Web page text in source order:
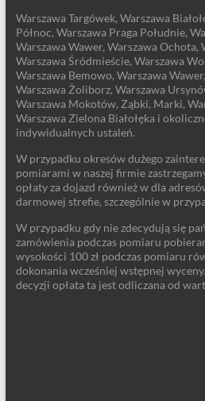
Warszawa Targówek, Warszawa
Północ, Warszawa Praga Południe,
Warszawa Wawer, Warszawa Ochota,
Warszawa Śródmieście, Warszawa
Warszawa Bemowo, Warszawa
Warszawa Żoliborz, Warszawa
Warszawa Mokotów, Ząbki, Marki,
Warszawa Zielona Białołęka i
indywidualnych ustaleń.
W przypadku okresów dużego
pomiarami w naszej firmie
opłaty za dojazd również w dla
darmowej strefie, szczególnie w
W przypadku gdy nie zdecydują się
zamówienia podczas pomiaru
wysokości 100 zł podczas pomiaru
dokonania wcześniej wstępnej
decyzji opłata ta jest odliczana od